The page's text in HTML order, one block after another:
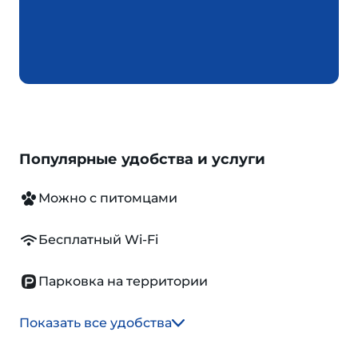
Популярные удобства и услуги
Можно с питомцами
Бесплатный Wi-Fi
Парковка на территории
Показать все удобства